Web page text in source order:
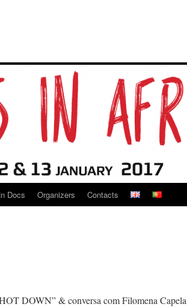
Docs Organizers Contacts
DOWN” & conversa com Filomena Capela